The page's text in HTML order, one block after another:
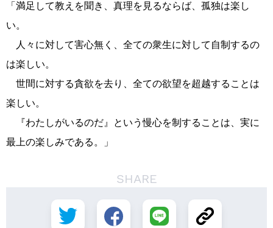
「満足して教えを聞き、真理を見るならば、孤独は楽し
い。
人々に対して害心無く、全ての衆生に対して自制するの
は楽しい。
世間に対する貪欲を去り、全ての欲望を超越することは
楽しい。
『わたしがいるのだ』という慢心を制することは、実に
最上の楽しみである。」
SHARE